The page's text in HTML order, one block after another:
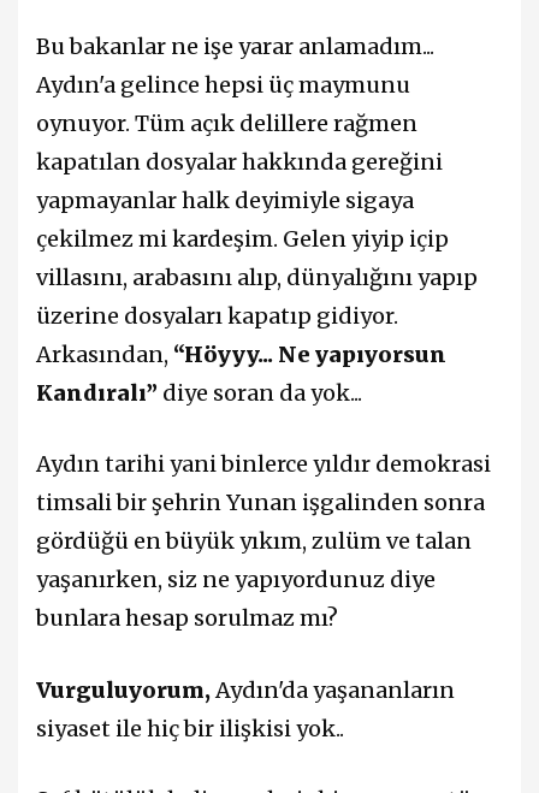
Bu bakanlar ne işe yarar anlamadım...
Aydın'a gelince hepsi üç maymunu
oynuyor. Tüm açık delillere rağmen
kapatılan dosyalar hakkında gereğini
yapmayanlar halk deyimiyle sigaya
çekilmez mi kardeşim. Gelen yiyip içip
villasını, arabasını alıp, dünyalığını yapıp
üzerine dosyaları kapatıp gidiyor.
Arkasından, “Höyyy... Ne yapıyorsun
Kandıralı” diye soran da yok...
Aydın tarihi yani binlerce yıldır demokrasi
timsali bir şehrin Yunan işgalinden sonra
gördüğü en büyük yıkım, zulüm ve talan
yaşanırken, siz ne yapıyordunuz diye
bunlara hesap sorulmaz mı?
Vurguluyorum, Aydın'da yaşananların
siyaset ile hiç bir ilişkisi yok..